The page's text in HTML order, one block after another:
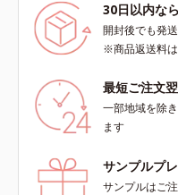
30日以内な
開封後でも発
※商品返送料
最短ご注文
一部地域を除
ます
サンプルプ
サンプルはご